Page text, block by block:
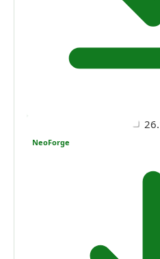
NeoForge